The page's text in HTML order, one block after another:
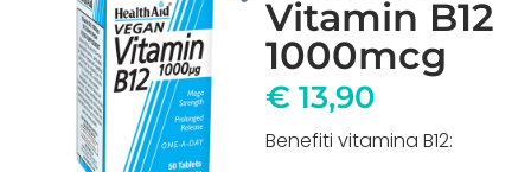
Vitamin B12
1000mcg
€ 13,90
Benefiti vitamina B12: